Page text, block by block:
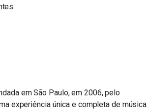
em São Paulo, em 2006, pelo
experiência única e completa de música